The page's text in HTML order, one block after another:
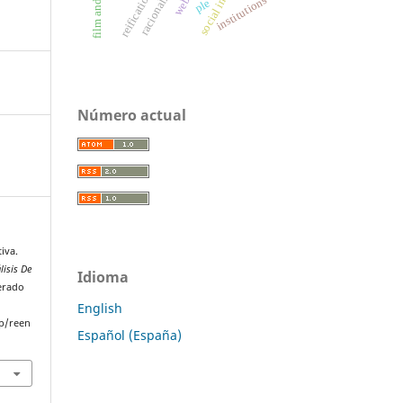
De
reen
racionality institutions
reification ple
Número actual
Idioma
English
Español (España)